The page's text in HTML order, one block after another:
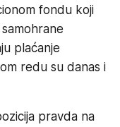
fondu koji
plaćanje
redu su danas i
pravda na